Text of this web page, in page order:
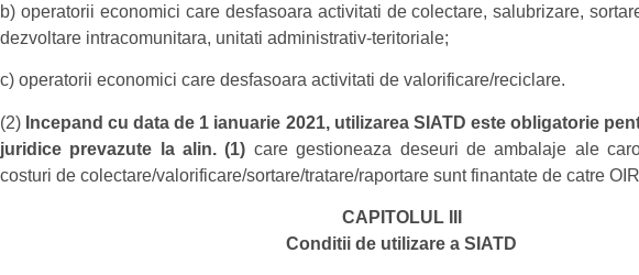
b) operatorii economici care desfasoara activitati de colectare, salubrizare,
dezvoltare intracomunitara, unitati administrativ-teritoriale;
c) operatorii economici care desfasoara activitati de valorificare/reciclare.
(2) Incepand cu data de 1 ianuarie 2021, utilizarea SIATD este obligatorie
juridice prevazute la alin. (1) care gestioneaza deseuri de ambalaje ale
costuri de colectare/valorificare/sortare/tratare/raportare sunt finantate de catre
CAPITOLUL III
Conditii de utilizare a SIATD